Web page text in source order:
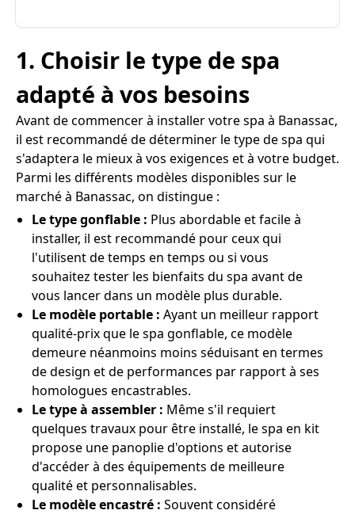
1. Choisir le type de spa
adapté à vos besoins
Avant de commencer à installer votre spa à Banassac,
il est recommandé de déterminer le type de spa qui
s'adaptera le mieux à vos exigences et à votre budget.
Parmi les différents modèles disponibles sur le
marché à Banassac, on distingue :
Le type gonflable : Plus abordable et facile à
installer, il est recommandé pour ceux qui
l'utilisent de temps en temps ou si vous
souhaitez tester les bienfaits du spa avant de
vous lancer dans un modèle plus durable.
Le modèle portable : Ayant un meilleur rapport
qualité-prix que le spa gonflable, ce modèle
demeure néanmoins moins séduisant en termes
de design et de performances par rapport à ses
homologues encastrables.
Le type à assembler : Même s'il requiert
quelques travaux pour être installé, le spa en kit
propose une panoplie d'options et autorise
d'accéder à des équipements de meilleure
qualité et personnalisables.
Le modèle encastré : Souvent considéré